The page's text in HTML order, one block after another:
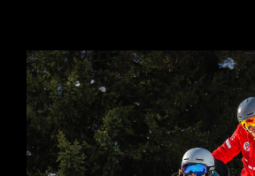
HANDI SKI